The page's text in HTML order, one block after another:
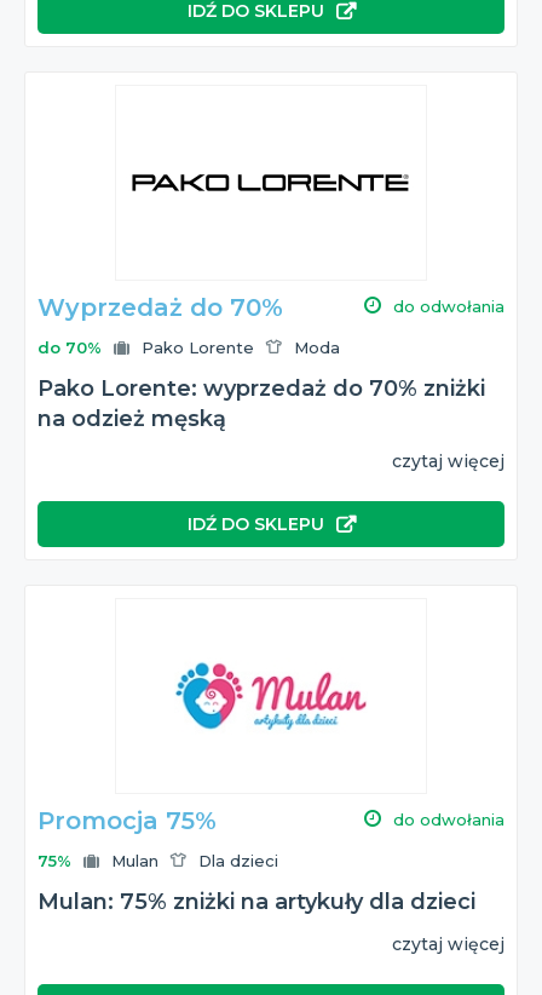
IDŹ DO SKLEPU
Wyprzedaż do 70% do odwołania
do 70% Pako Lorente Moda
Pako Lorente: wyprzedaż do 70% zniżki
na odzież męską
czytaj więcej
IDŹ DO SKLEPU
Promocja 75% do odwołania
75% Mulan Dla dzieci
Mulan: 75% zniżki na artykuły dla dzieci
czytaj więcej